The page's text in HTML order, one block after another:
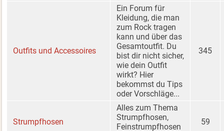
Outfits und Accessoires
Ein Forum für
Kleidung, die man
zum Rock tragen
kann und über das
Gesamtoutfit. Du
bist dir nicht sicher,
wie dein Outfit
wirkt? Hier
bekommst du Tips
oder Vorschläge...
345
Strumpfhosen
Alles zum Thema
Strumpfhosen,
Feinstrumpfhosen
59